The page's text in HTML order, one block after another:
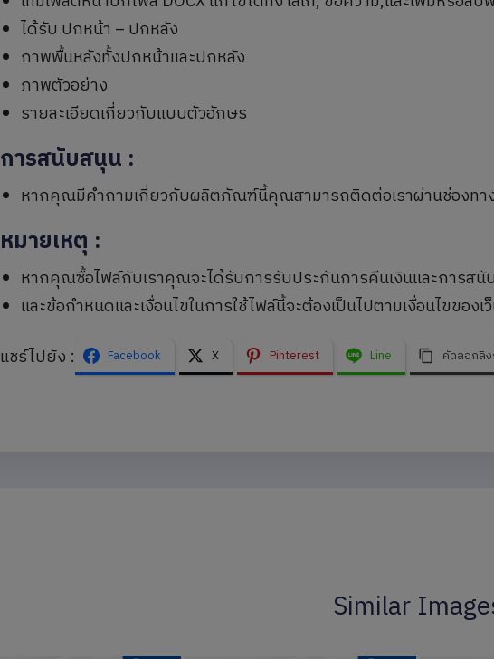
ได้รับ ปกหน้า – ปกหลัง
ภาพพื้นหลังทั้งปกหน้าและปกหลัง
ภาพตัวอย่าง
รายละเอียดเกี่ยวกับแบบตัวอักษร
การสนับสนุน :
หากคุณมีคำถามเกี่ยวกับผลิตภัณฑ์นี้คุณสามารถติดต่อเราผ่านช่องท
หมายเหตุ :
หากคุณซื้อไฟล์กับเราคุณจะได้รับการรับประกันการคืนเงินและการส
และข้อกำหนดและเงื่อนไขในการใช้ไฟล์นี้จะต้องเป็นไปตามเงื่อนไขของ
แชร์ไปยัง :
Facebook X Pinterest Line คัดลอกลิ
Similar